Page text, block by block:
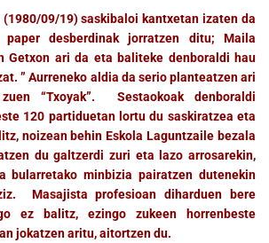
(1980/09/19) saskibaloi kantxetan izaten da
paper desberdinak jorratzen ditu; Maila
Getxon ari da eta baliteke denboraldi hau
” Aurreneko aldia da serio planteatzen ari
“Txoyak”. Sestaokoak denboraldi
120 partiduetan lortu du saskiratzea eta
noizean behin Eskola Laguntzaile bezala
du galtzerdi zuri eta lazo arrosarekin,
bularretako minbizia pairatzen dutenekin
Masajista profesioan diharduen bere
ez balitz, ezingo zukeen horrenbeste
jokatzen aritu, aitortzen du.